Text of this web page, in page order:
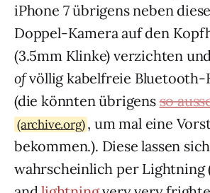
iPhone 7 übrigens neben
Doppel-Kamera auf den
(3.5mm Klinke) verzichten
ofvöllig kabelfreie
(die könnten übrigensso
(archive.org) , um mal eine
bekommen.). Diese lassen
wahrscheinlich per